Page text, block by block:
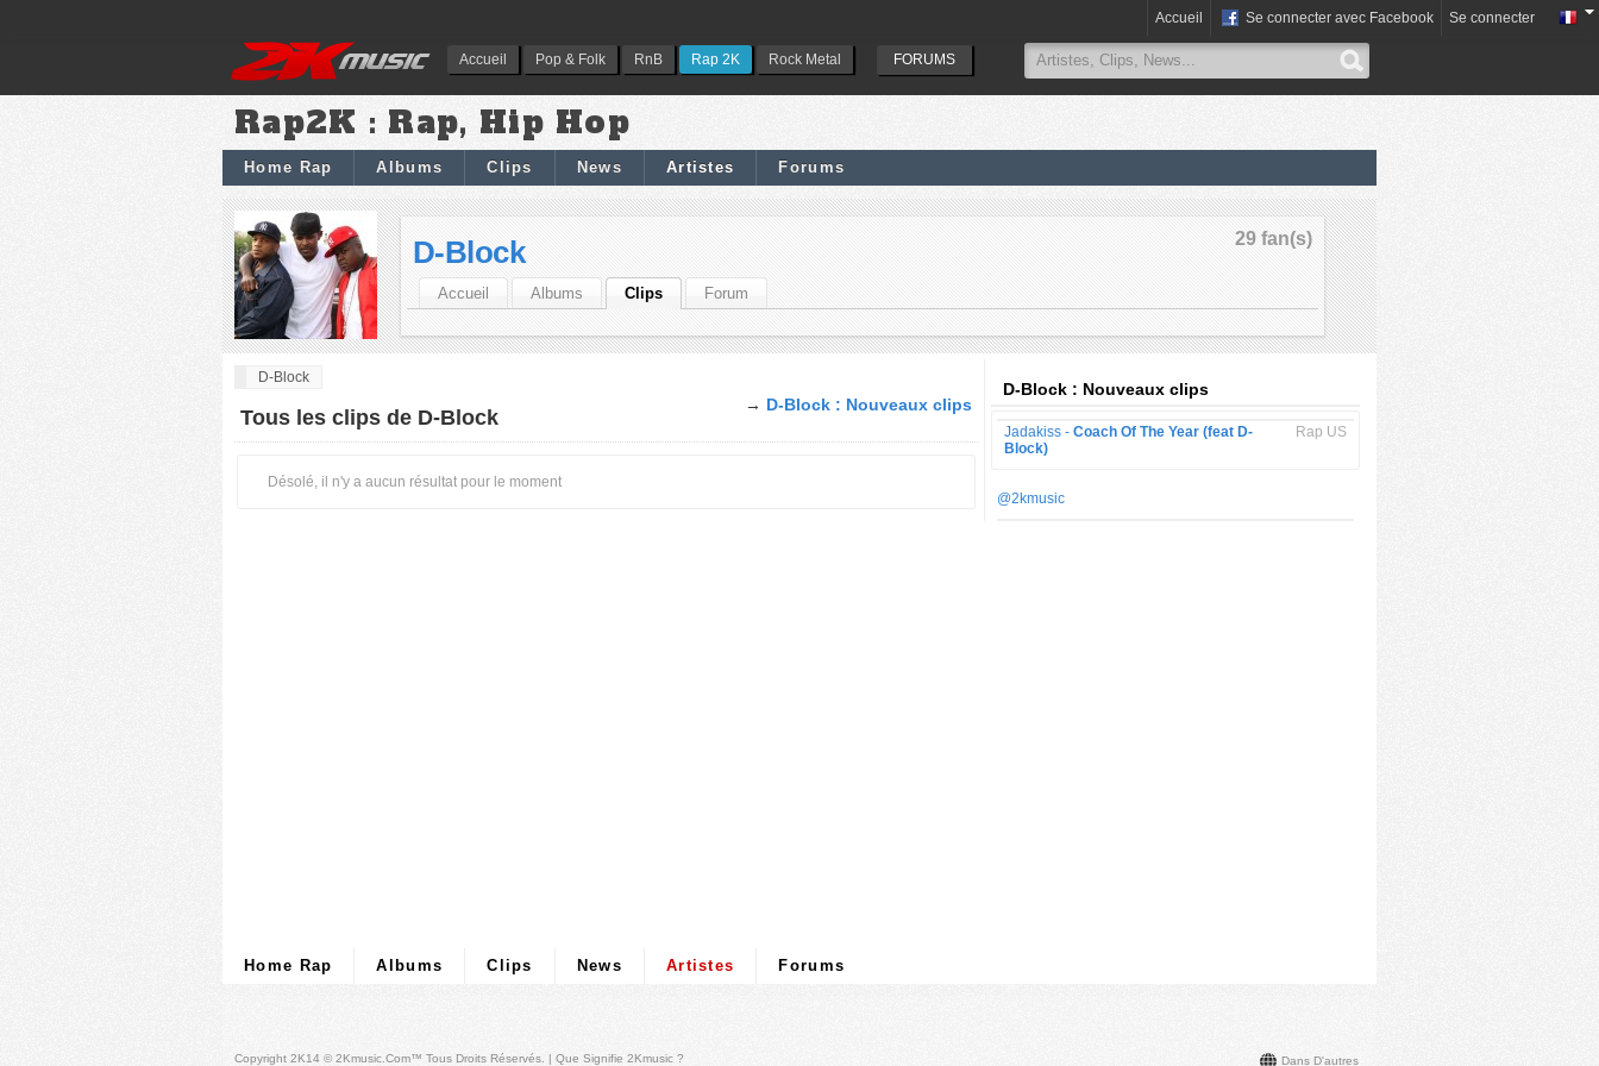
Accueil Pop & Folk RnB Rap 2K Rock Metal FORUMS
Accueil Se connecter avec Facebook Se connecter
Rap2K : Rap, Hip Hop
Home Rap Albums Clips News Artistes Forums
29 fan(s)
D-Block
Accueil Albums Clips Forum
D-Block
→ D-Block : Nouveaux clips
Tous les clips de D-Block
Désolé, il n'y a aucun résultat pour le moment
D-Block : Nouveaux clips
Rap US
Jadakiss - Coach Of The Year (feat D-
Block)
@2kmusic
Home Rap Albums Clips News Artistes Forums
Dans D'autres
Copyright 2K14 © 2Kmusic.com™ Tous Droits Réservés . | Que Signifie 2Kmusic ?